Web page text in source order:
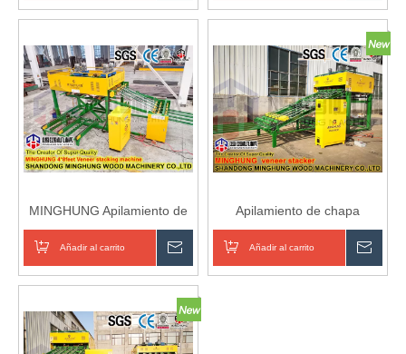
MINGHUNG Apilamiento de
Añadir al carrito Preguntar
Apilamiento de chapa
Añadir al carrito